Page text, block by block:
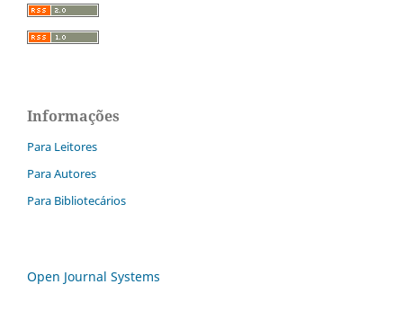
Informações
Para Leitores
Para Autores
Para Bibliotecários
Open Journal Systems